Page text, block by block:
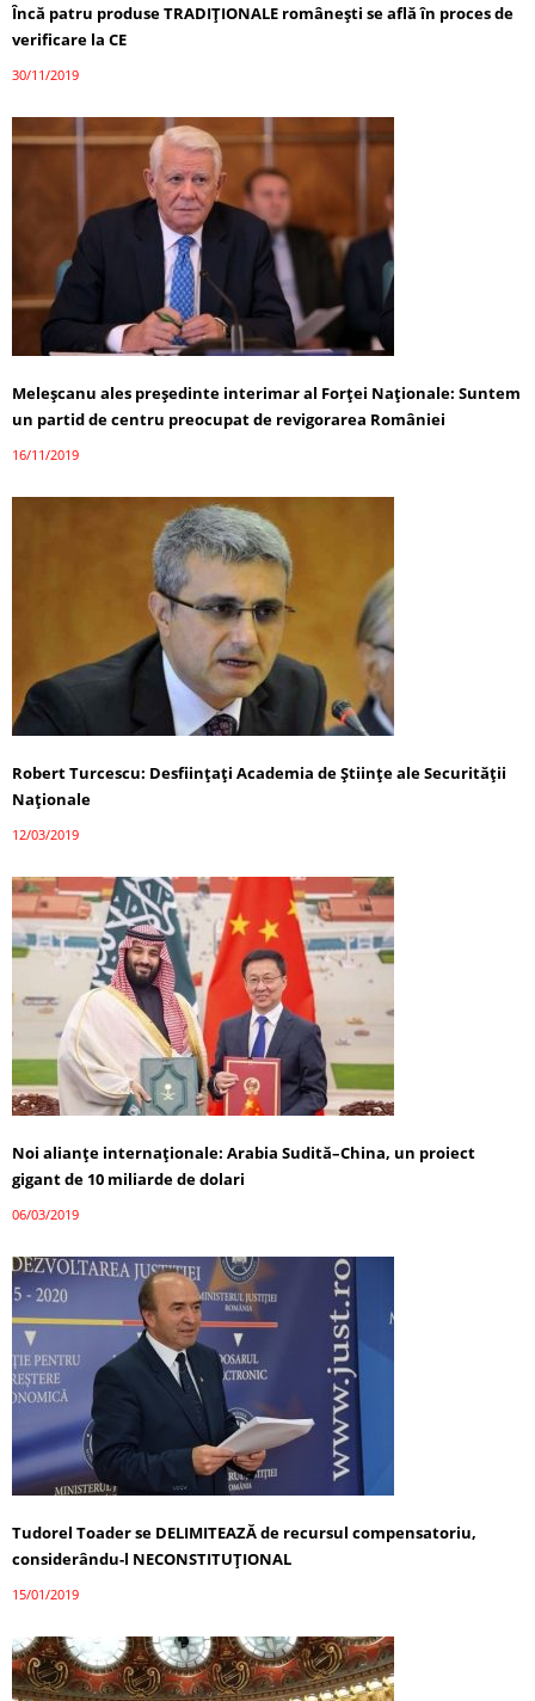
Încă patru produse TRADIȚIONALE româneşti se află în proces de
verificare la CE
30/11/2019
Meleşcanu ales preşedinte interimar al Forţei Naţionale: Suntem
un partid de centru preocupat de revigorarea României
16/11/2019
Robert Turcescu: Desfiinţaţi Academia de Ştiinţe ale Securităţii
Naţionale
12/03/2019
Noi alianţe internaţionale: Arabia Sudită–China, un proiect
gigant de 10 miliarde de dolari
06/03/2019
Tudorel Toader se DELIMITEAZĂ de recursul compensatoriu,
considerându-l NECONSTITUȚIONAL
15/01/2019